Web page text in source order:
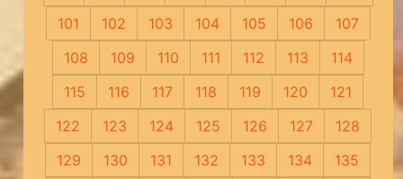
101
102 103 104 105 106
107
108
109 110 111 112 113
114
115
116 117 118 119 120
121
122
123 124 125 126 127
128
129
130 131 132 133 134
135